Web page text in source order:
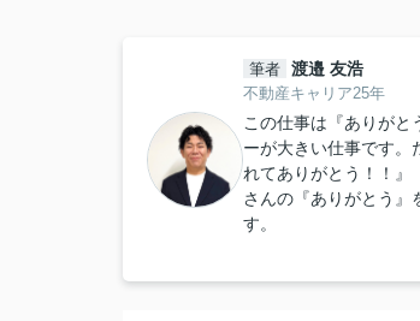
筆者 渡邉 友浩
不動産キャリア25年
この仕事は『ありがと
ーが大きい仕事です。
れてありがとう！！』
さんの『ありがとう』
す。